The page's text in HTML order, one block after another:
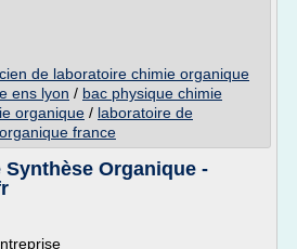
de laboratoire chimie organique
ens lyon / bac physique chimie
organique / laboratoire de
france
Organique -